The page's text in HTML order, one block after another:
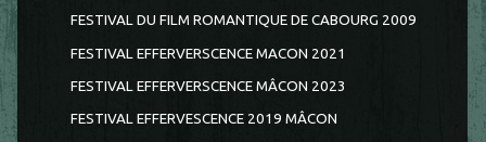
FESTIVAL DU FILM ROMANTIQUE DE CABOURG 2009
FESTIVAL EFFERVERSCENCE MACON 2021
FESTIVAL EFFERVERSCENCE MÂCON 2023
FESTIVAL EFFERVESCENCE 2019 MÂCON